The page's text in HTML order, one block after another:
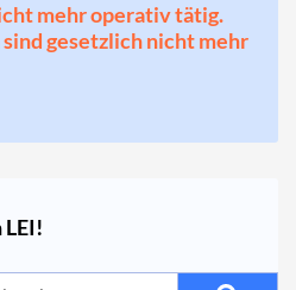
mehr operativ tätig.
gesetzlich nicht mehr